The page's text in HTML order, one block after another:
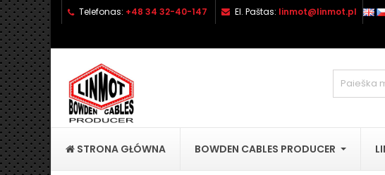
Pageidavimų
Norėdami
prisijungę.
Telefonas: +48 34 32-40-147 El. Paštas: linmot@linmot.pl
STRONA GŁÓWNA BOWDEN CABLES PRODUCER